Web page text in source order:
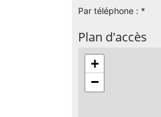
Par téléphone : *
Plan d'accès
+
−